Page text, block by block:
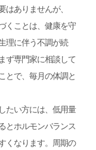
ありませんが、
くことは、健康を守
理に伴う不調が続
ず専門家に相談して
とで、毎月の体調と
たい方には、低用量
とホルモンバランス
くなります。周期の